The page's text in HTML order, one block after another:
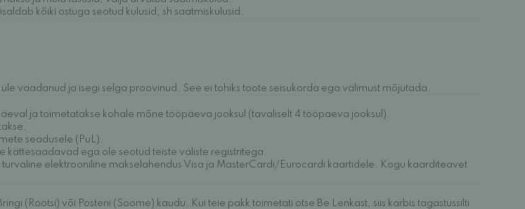
kõiki ostuga seotud kulusid, sh saatmiskulusid.
vaadanud ja isegi selga proovinud. See ei tohiks toote seisukorda ega välimust mõjutada.
ja toimetatakse kohale mõne tööpäeva jooksul (tavaliselt 4 tööpäeva jooksul).
seadusele (PuL).
kättesaadavad ega ole seotud teiste väliste registritega.
elektrooniline makselahendus Visa ja MasterCardi/Eurocardi kaartidele. Kogu kaarditeavet
(Rootsi) või Posteni (Soome) kaudu. Kui teie pakk toimetati otse Be Lenkast, siis karbis tagastussilti